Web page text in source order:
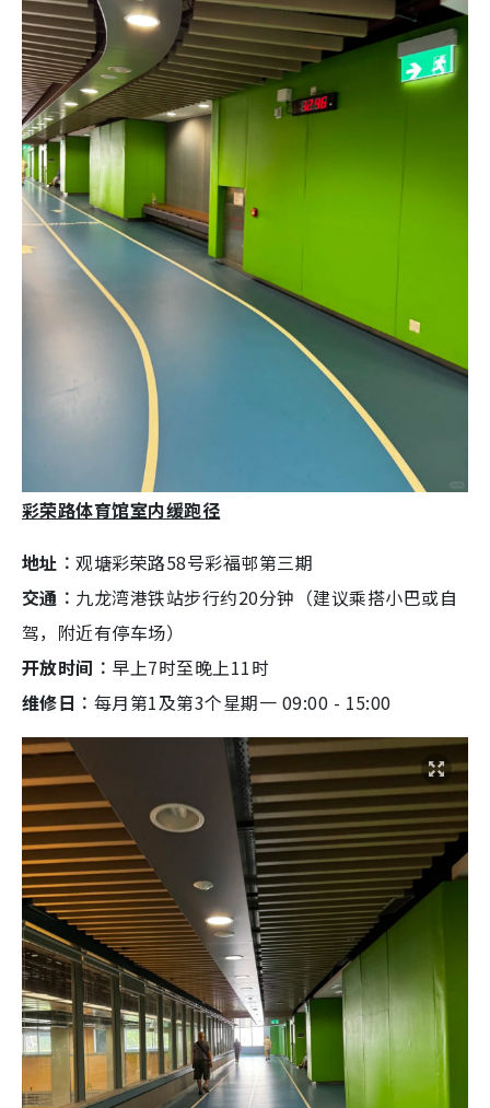
彩荣路体育馆室内缓跑径
地址︰观塘彩荣路58号彩福邨第三期
交通︰ 九龙湾港铁站步行约20分钟（建议乘搭小巴或自
驾，附近有停车场）
开放时间︰ 早上7时至晚上11时
维修日︰ 每月第1及第3个星期一 09:00 - 15:00